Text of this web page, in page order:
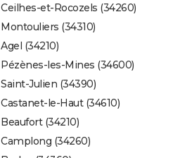
Ceilhes-et-Rocozels (34260)
Montouliers (34310)
Agel (34210)
Pézènes-les-Mines (34600)
Saint-Julien (34390)
Castanet-le-Haut (34610)
Beaufort (34210)
Camplong (34260)